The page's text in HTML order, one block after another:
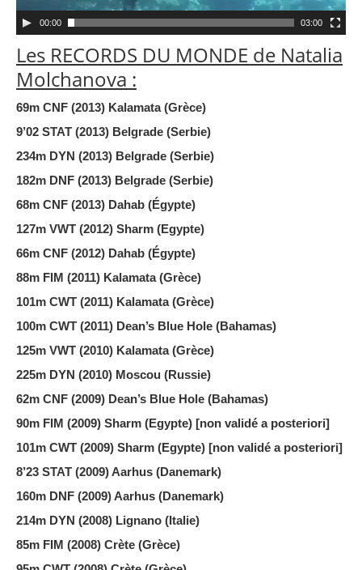
00:00 03:00
Les RECORDS DU MONDE de Natalia
Molchanova :
69m CNF (2013) Kalamata (Grèce)
9’02 STAT (2013) Belgrade (Serbie)
234m DYN (2013) Belgrade (Serbie)
182m DNF (2013) Belgrade (Serbie)
68m CNF (2013) Dahab (Égypte)
127m VWT (2012) Sharm (Egypte)
66m CNF (2012) Dahab (Égypte)
88m FIM (2011) Kalamata (Grèce)
101m CWT (2011) Kalamata (Grèce)
100m CWT (2011) Dean’s Blue Hole (Bahamas)
125m VWT (2010) Kalamata (Grèce)
225m DYN (2010) Moscou (Russie)
62m CNF (2009) Dean’s Blue Hole (Bahamas)
90m FIM (2009) Sharm (Egypte) [non validé a posteriori]
101m CWT (2009) Sharm (Egypte) [non validé a posteriori]
8’23 STAT (2009) Aarhus (Danemark)
160m DNF (2009) Aarhus (Danemark)
214m DYN (2008) Lignano (Italie)
85m FIM (2008) Crète (Grèce)